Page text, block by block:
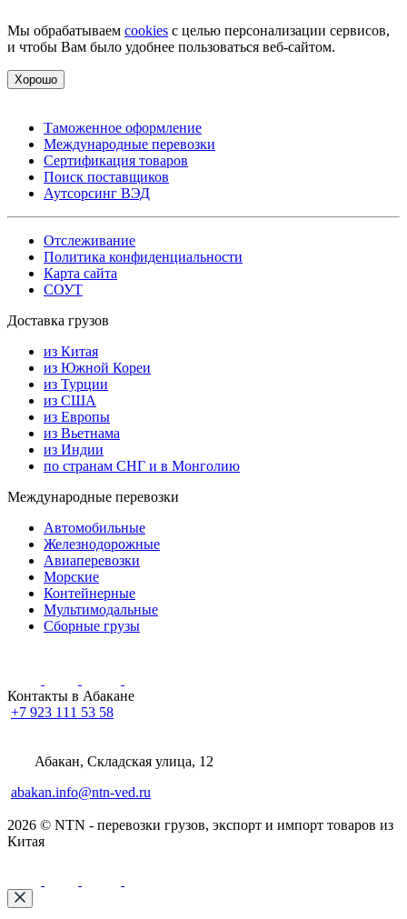
Мы обрабатываем cookies с целью персонализации сервисов,
и чтобы Вам было удобнее пользоваться веб-сайтом.
Хорошо
Таможенное оформление
Международные перевозки
Сертификация товаров
Поиск поставщиков
Аутсорсинг ВЭД
Отслеживание
Политика конфиденциальности
Карта сайта
СОУТ
Доставка грузов
из Китая
из Южной Кореи
из Турции
из США
из Европы
из Вьетнама
из Индии
по странам СНГ и в Монголию
Международные перевозки
Автомобильные
Железнодорожные
Авиаперевозки
Морские
Контейнерные
Мультимодальные
Сборные грузы
Контакты в Абакане
+7 923 111 53 58
Абакан, Складская улица, 12
abakan.info@ntn-ved.ru
2026 © NTN - перевозки грузов, экспорт и импорт товаров из
Китая